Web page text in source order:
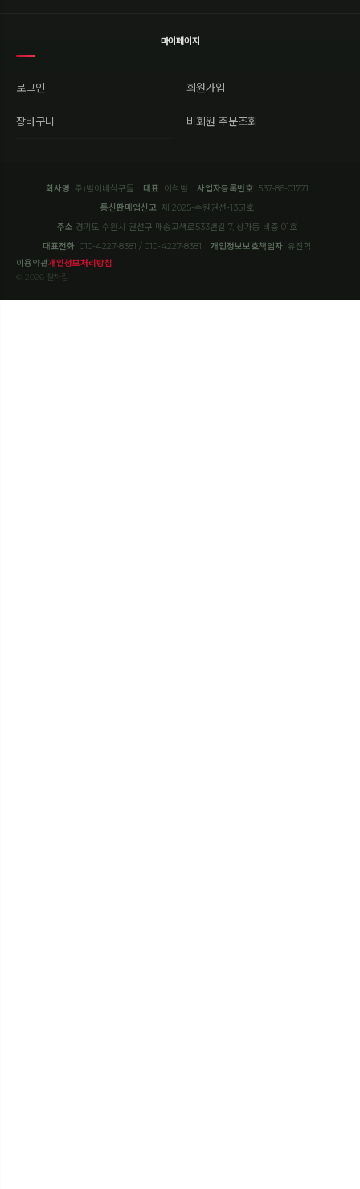
마이페이지
로그인 회원가입
장바구니 비회원 주문조회
회사명 주)범이네식구들 대표 이석범 사업자등록번호 537-86-01771
통신판매업신고 제 2025-수원권선-1351호
주소 경기도 수원시 권선구 매송고색로533번길 7, 상가동 비층 01호
대표전화 010-4227-8381 / 010-4227-8381 개인정보보호책임자 유진혁
이용약관개인정보처리방침
© 2026 잘차림